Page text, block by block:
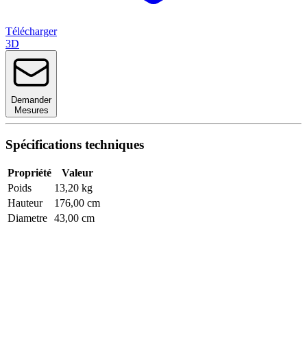
Télécharger
3D
Demander
Mesures
Spécifications techniques
Propriété
Valeur
Poids
13,20 kg
Hauteur
176,00 cm
Diametre 43,00 cm